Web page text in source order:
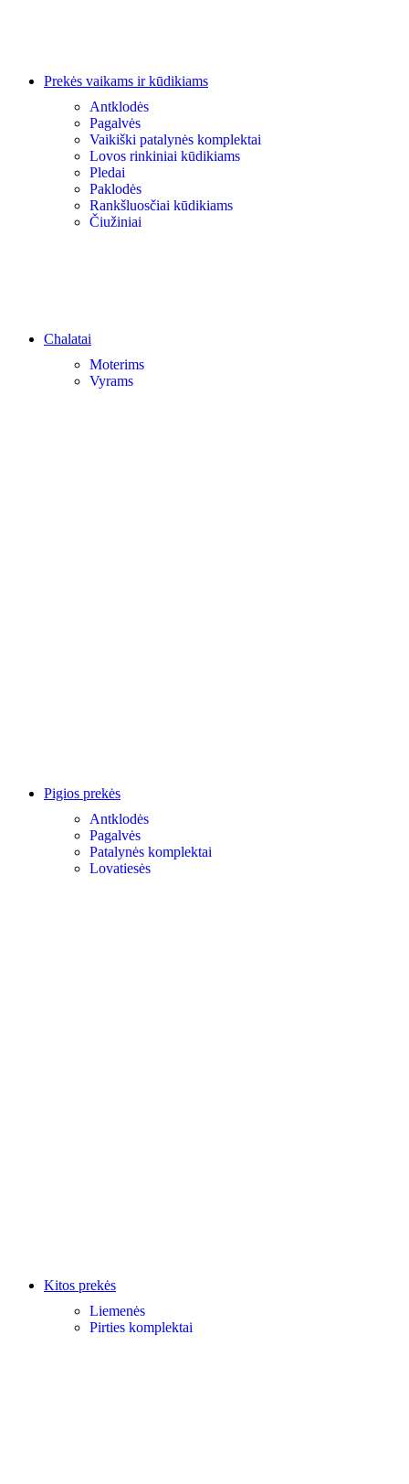
Prekės vaikams ir kūdikiams
Antklodės
Pagalvės
Vaikiški patalynės komplektai
Lovos rinkiniai kūdikiams
Pledai
Paklodės
Rankšluosčiai kūdikiams
Čiužiniai
Chalatai
Moterims
Vyrams
Pigios prekės
Antklodės
Pagalvės
Patalynės komplektai
Lovatiesės
Kitos prekės
Liemenės
Pirties komplektai